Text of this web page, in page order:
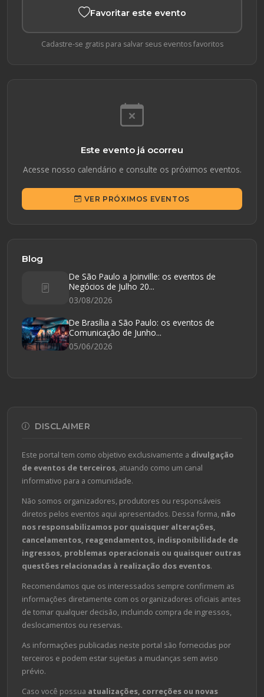
Favoritar este evento
Cadastre-se gratis para salvar seus eventos favoritos
Este evento já ocorreu
Acesse nosso calendário e consulte os próximos eventos.
VER PRÓXIMOS EVENTOS
Blog
De São Paulo a Joinville: os eventos de
Negócios de Julho 20...
03/08/2026
De Brasília a São Paulo: os eventos de
Comunicação de Junho...
05/06/2026
DISCLAIMER
Este portal tem como objetivo exclusivamente a divulgação
de eventos de terceiros, atuando como um canal
informativo para a comunidade.
Não somos organizadores, produtores ou responsáveis
diretos pelos eventos aqui apresentados. Dessa forma, não
nos responsabilizamos por quaisquer alterações,
cancelamentos, reagendamentos, indisponibilidade de
ingressos, problemas operacionais ou quaisquer outras
questões relacionadas à realização dos eventos.
Recomendamos que os interessados sempre confirmem as
informações diretamente com os organizadores oficiais antes
de tomar qualquer decisão, incluindo compra de ingressos,
deslocamentos ou reservas.
As informações publicadas neste portal são fornecidas por
terceiros e podem estar sujeitas a mudanças sem aviso
prévio.
Caso você possua atualizações, correções ou novas